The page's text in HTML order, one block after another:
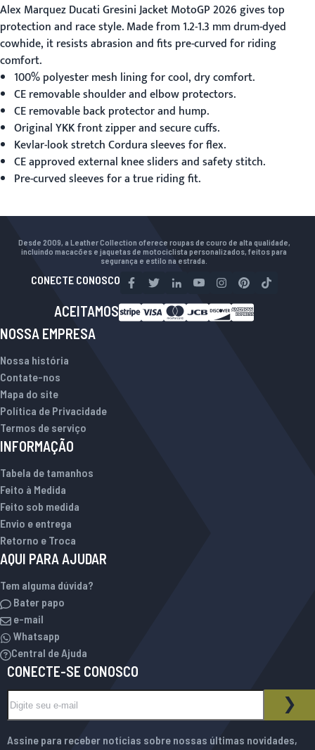
Alex Marquez Ducati Gresini Jacket MotoGP 2026gives top
protection and race style. Made from 1.2-1.3 mm drum-dyed
cowhide, it resists abrasion and fits pre-curved for riding
comfort.
100% polyester mesh lining for cool, dry comfort.
CE removable shoulder and elbow protectors.
CE removable back protector and hump.
Original YKK front zipper and secure cuffs.
Kevlar-look stretch Cordura sleeves for flex.
CE approved external knee sliders and safety stitch.
Pre-curved sleeves for a true riding fit.
Desde 2009, a Leather Collection oferece roupas de couro de alta qualidade,
incluindo macacões e jaquetas de motociclista personalizados, feitos para
segurança e estilo na estrada.
CONECTE CONOSCO
ACEITAMOS
NOSSA EMPRESA
Nossa história
Contate-nos
Mapa do site
Política de Privacidade
Termos de serviço
INFORMAÇÃO
Tabela de tamanhos
Feito à Medida
Feito sob medida
Envio e entrega
Retorno e Troca
AQUI PARA AJUDAR
Tem alguma dúvida?
Bater papo
e-mail
Whatsapp
Central de Ajuda
CONECTE-SE CONOSCO
BOLETIM INFORMATIVO
Assine para receber notícias sobre nossas últimas novidades,